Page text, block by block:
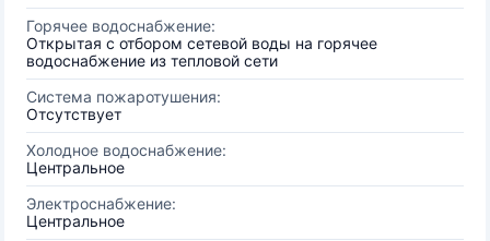
Горячее водоснабжение:
Открытая с отбором сетевой воды на горячее
водоснабжение из тепловой сети
Система пожаротушения:
Отсутствует
Холодное водоснабжение:
Центральное
Электроснабжение:
Центральное